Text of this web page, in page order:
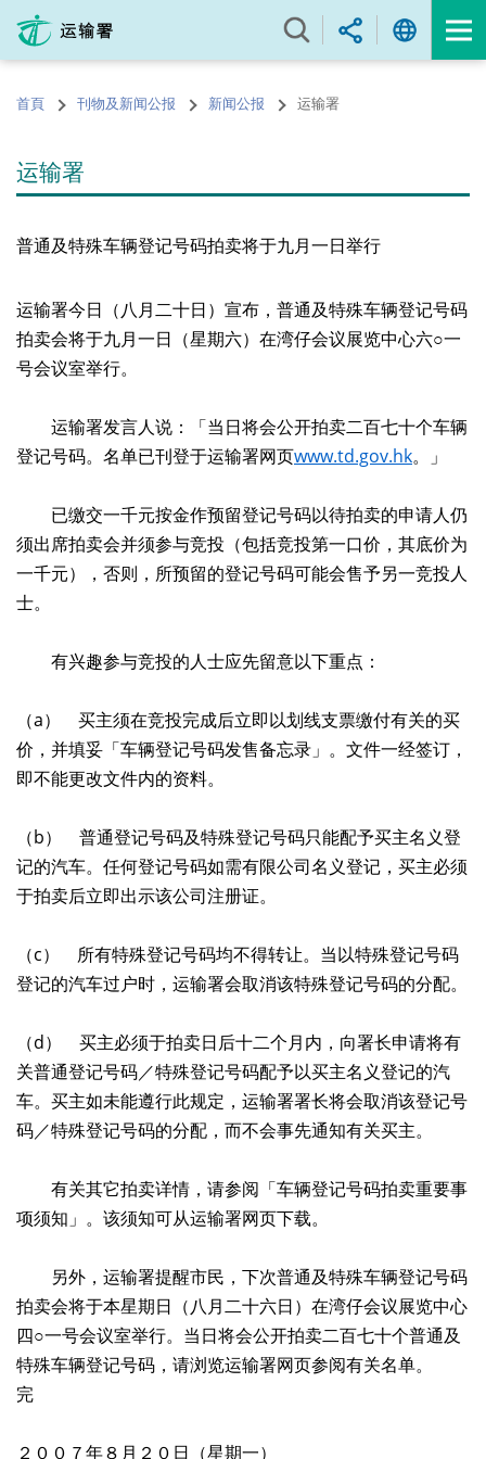
内
的首頁 刊物及新闻公报 新闻公报 运输署
运输署
普通及特殊车辆登记号码拍卖将于九月一日举行
运输署今日（八月二十日）宣布，普通及特殊车辆登记号码
拍卖会将于九月一日（星期六）在湾仔会议展览中心六○一
号会议室举行。
运输署发言人说：「当日将会公开拍卖二百七十个车辆
登记号码。名单已刊登于运输署网页www.td.gov.hk。」
已缴交一千元按金作预留登记号码以待拍卖的申请人仍
须出席拍卖会并须参与竞投（包括竞投第一口价，其底价为
一千元），否则，所预留的登记号码可能会售予另一竞投人
士。
有兴趣参与竞投的人士应先留意以下重点：
（a） 买主须在竞投完成后立即以划线支票缴付有关的买
价，并填妥「车辆登记号码发售备忘录」。文件一经签订，
即不能更改文件内的资料。
（b） 普通登记号码及特殊登记号码只能配予买主名义登
记的汽车。任何登记号码如需有限公司名义登记，买主必须
于拍卖后立即出示该公司注册证。
（c） 所有特殊登记号码均不得转让。当以特殊登记号码
登记的汽车过户时，运输署会取消该特殊登记号码的分配。
（d） 买主必须于拍卖日后十二个月内，向署长申请将有
关普通登记号码／特殊登记号码配予以买主名义登记的汽
车。买主如未能遵行此规定，运输署署长将会取消该登记号
码／特殊登记号码的分配，而不会事先通知有关买主。
有关其它拍卖详情，请参阅「车辆登记号码拍卖重要事
项须知」。该须知可从运输署网页下载。
另外，运输署提醒市民，下次普通及特殊车辆登记号码
拍卖会将于本星期日（八月二十六日）在湾仔会议展览中心
四○一号会议室举行。当日将会公开拍卖二百七十个普通及
特殊车辆登记号码，请浏览运输署网页参阅有关名单。
完
２００７年８月２０日（星期一）